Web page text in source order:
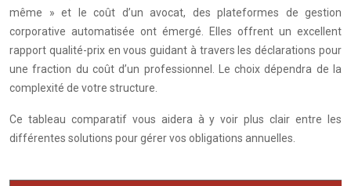
même » et le coût d’un avocat, des plateformes de gestion
corporative automatisée ont émergé. Elles offrent un excellent
rapport qualité-prix en vous guidant à travers les déclarations pour
une fraction du coût d’un professionnel. Le choix dépendra de la
complexité de votre structure.
Ce tableau comparatif vous aidera à y voir plus clair entre les
différentes solutions pour gérer vos obligations annuelles.